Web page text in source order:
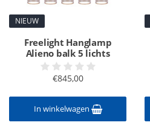
NIEUW
Freelight Hanglamp
Alieno balk 5 lichts
€845,00
In winkelwagen